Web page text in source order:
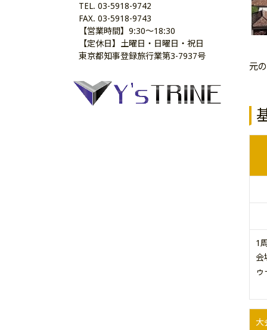
元
1
会
ゥ
大
TEL. 03-5918-9742
FAX. 03-5918-9743
【営業時間】9:30～18:30
【定休日】土曜日・日曜日・祝日
東京都知事登録旅行業第3-7937号